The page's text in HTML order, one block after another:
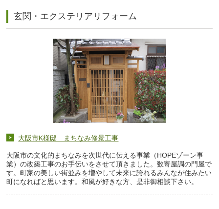
玄関・エクステリアリフォーム
大阪市K様邸 まちなみ修景工事
大阪市の文化的まちなみを次世代に伝える事業（HOPEゾーン事
業）の改築工事のお手伝いをさせて頂きました。数寄屋調の門屋で
す。町家の美しい街並みを増やして未来に誇れるみんなが住みたい
町になればと思います。和風が好きな方、是非御相談下さい。